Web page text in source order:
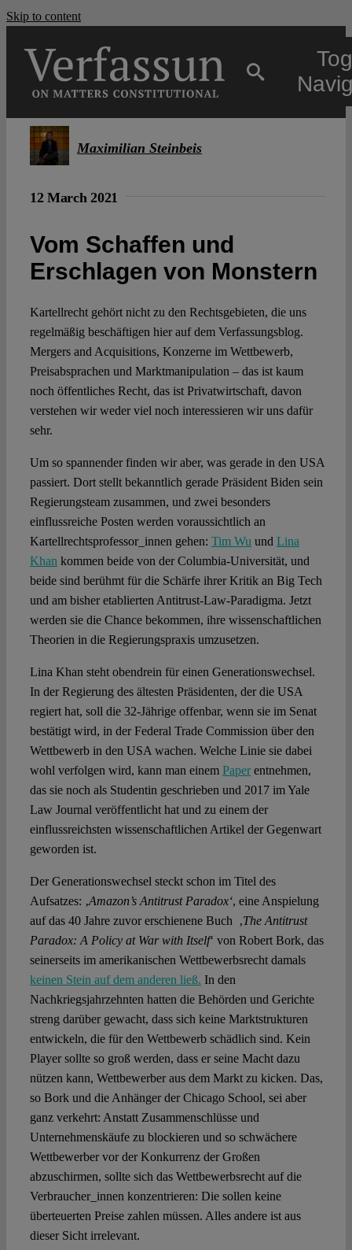
Skip to content
Authors
Spotlight
Maximilian Steinbeis
12 March 2021
Vom Schaffen und
Erschlagen von Monstern
Kartellrecht gehört nicht zu den Rechtsgebieten, die uns
regelmäßig beschäftigen hier auf dem Verfassungsblog.
Mergers and Acquisitions, Konzerne im Wettbewerb,
Preisabsprachen und Marktmanipulation – das ist kaum
noch öffentliches Recht, das ist Privatwirtschaft, davon
verstehen wir weder viel noch interessieren wir uns dafür
sehr.
Um so spannender finden wir aber, was gerade in den USA
passiert. Dort stellt bekanntlich gerade Präsident Biden sein
Regierungsteam zusammen, und zwei besonders
einflussreiche Posten werden voraussichtlich an
Kartellrechtsprofessor_innen gehen: Tim Wu und Lina
Khan kommen beide von der Columbia-Universität, und
beide sind berühmt für die Schärfe ihrer Kritik an Big Tech
und am bisher etablierten Antitrust-Law-Paradigma. Jetzt
werden sie die Chance bekommen, ihre wissenschaftlichen
Theorien in die Regierungspraxis umzusetzen.
Lina Khan steht obendrein für einen Generationswechsel.
In der Regierung des ältesten Präsidenten, der die USA
regiert hat, soll die 32-Jährige offenbar, wenn sie im Senat
bestätigt wird, in der Federal Trade Commission über den
Wettbewerb in den USA wachen. Welche Linie sie dabei
wohl verfolgen wird, kann man einem Paperentnehmen,
das sie noch als Studentin geschrieben und 2017 im Yale
Law Journal veröffentlicht hat und zu einem der
einflussreichsten wissenschaftlichen Artikel der Gegenwart
geworden ist.
Der Generationswechsel steckt schon im Titel des
Aufsatzes: ‚Amazon’s Antitrust Paradox‘, eine Anspielung
auf das 40 Jahre zuvor erschienene Buch ‚The Antitrust
Paradox: A Policy at War with Itself‘ von Robert Bork, das
seinerseits im amerikanischen Wettbewerbsrecht damals
keinen Stein auf dem anderen ließ. In den
Nachkriegsjahrzehnten hatten die Behörden und Gerichte
streng darüber gewacht, dass sich keine Marktstrukturen
entwickeln, die für den Wettbewerb schädlich sind. Kein
Player sollte so groß werden, dass er seine Macht dazu
nützen kann, Wettbewerber aus dem Markt zu kicken. Das,
so Bork und die Anhänger der Chicago School, sei aber
ganz verkehrt: Anstatt Zusammenschlüsse und
Unternehmenskäufe zu blockieren und so schwächere
Wettbewerber vor der Konkurrenz der Großen
abzuschirmen, sollte sich das Wettbewerbsrecht auf die
Verbraucher_innen konzentrieren: Die sollen keine
überteuerten Preise zahlen müssen. Alles andere ist aus
dieser Sicht irrelevant.